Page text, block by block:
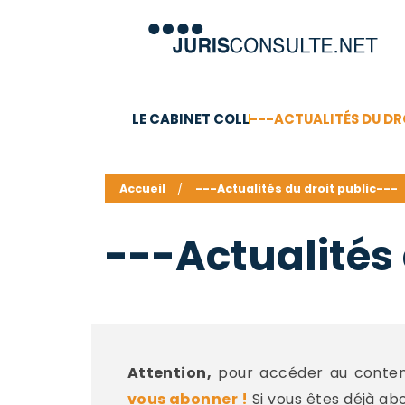
LE CABINET COLL---ACTUALITÉS DU
Accueil ---Actualités du droit public---
---
Attention, pour accéder au
vous abonner ! Si vous êtes déjà